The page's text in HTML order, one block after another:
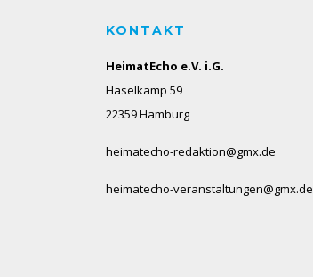
KONTAKT
HeimatEcho e.V. i.G.
Haselkamp 59
22359 Hamburg
heimatecho-redaktion@gmx.de
heimatecho-veranstaltungen@gmx.de